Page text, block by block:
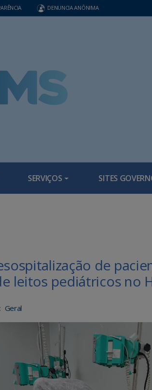
DENUNCIA ANÔNIMA
SERVIÇOS SITES
de
leitos pediátricos no
Geral